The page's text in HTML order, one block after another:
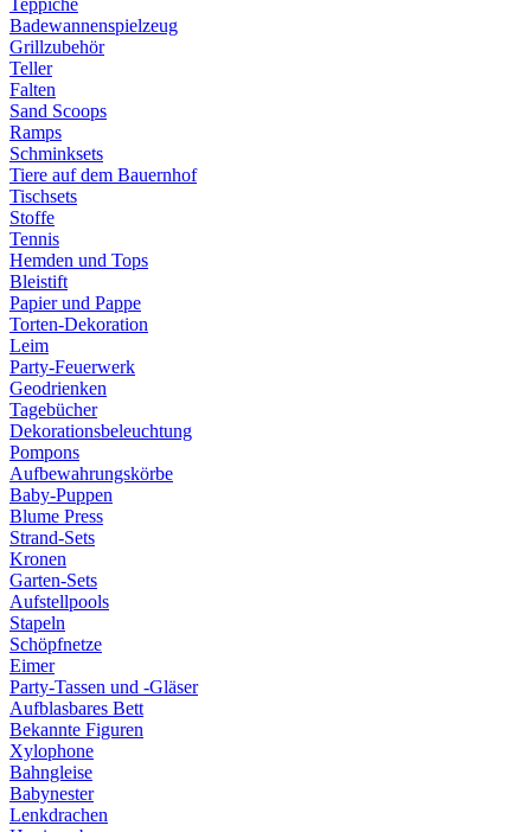
Teppiche
Badewannenspielzeug
Grillzubehör
Teller
Falten
Sand Scoops
Ramps
Schminksets
Tiere auf dem Bauernhof
Tischsets
Stoffe
Tennis
Hemden und Tops
Bleistift
Papier und Pappe
Torten-Dekoration
Leim
Party-Feuerwerk
Geodrienken
Tagebücher
Dekorationsbeleuchtung
Pompons
Aufbewahrungskörbe
Baby-Puppen
Blume Press
Strand-Sets
Kronen
Garten-Sets
Aufstellpools
Stapeln
Schöpfnetze
Eimer
Party-Tassen und -Gläser
Aufblasbares Bett
Bekannte Figuren
Xylophone
Bahngleise
Babynester
Lenkdrachen